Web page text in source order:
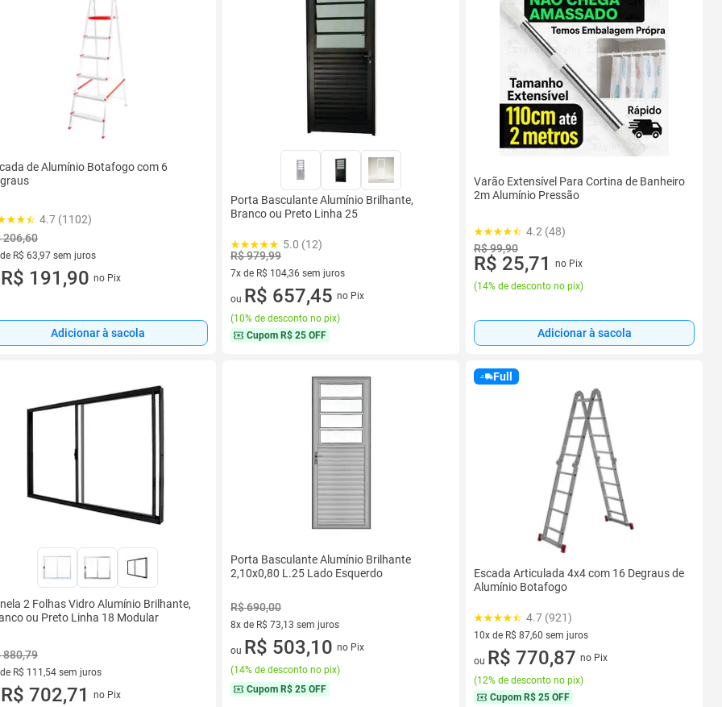
de Alumínio Botafogo com 6
4.7 (1102)
206,60
R$ 63,97 sem juros
de R$ 63,97 sem juros
R$ 191,90 no Pix
Adicionar à sacola
Porta Basculante Alumínio Brilhante,
Branco ou Preto Linha 25
5.0 (12)
R$ 979,99
7x de R$ 104,36 sem juros
7 vez de R$ 104,36 sem juros
ou R$ 657,45 no Pix
(10% de desconto no pix)
Cupom R$ 25 OFF
Varão Extensível Para Cortina de Banheiro
2m Alumínio Pressão
4.2 (48)
R$ 99,90
R$ 25,71
no Pix
(14% de desconto no pix)
Adicionar à sacola
2 Folhas Vidro Alumínio Brilhante,
ou Preto Linha 18 Modular
880,79
R$ 111,54 sem juros
de R$ 111,54 sem juros
R$ 702,71
no Pix
Porta Basculante Alumínio Brilhante
2,10x0,80 L.25 Lado Esquerdo
R$ 690,00
8x de R$ 73,13 sem juros
8 vez de R$ 73,13 sem juros
ou R$ 503,10 no Pix
(14% de desconto no pix)
Cupom R$ 25 OFF
Full
Escada Articulada 4x4 com 16 Degraus de
Alumínio Botafogo
4.7 (921)
10x de R$ 87,60 sem juros
10 vez de R$ 87,60 sem juros
ou R$ 770,87 no Pix
(12% de desconto no pix)
Cupom R$ 25 OFF